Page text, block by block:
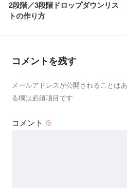
2段階／3段階ドロップダウンリス
トの作り方
コメントを残す
メールアドレスが公開されることはあ
る欄は必須項目です
コメント ※